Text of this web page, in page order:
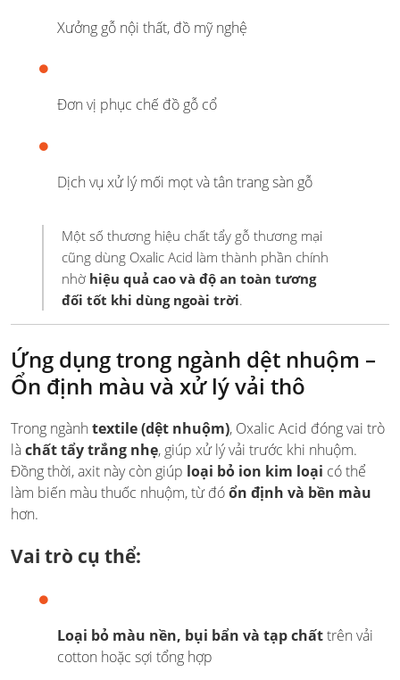
Xưởng gỗ nội thất, đồ mỹ nghệ
Đơn vị phục chế đồ gỗ cổ
Dịch vụ xử lý mối mọt và tân trang sàn gỗ
Một số thương hiệu chất tẩy gỗ thương mại
cũng dùng Oxalic Acid làm thành phần chính
nhờ hiệu quả cao và độ an toàn tương
đối tốt khi dùng ngoài trời.
Ứng dụng trong ngành dệt nhuộm –
Ổn định màu và xử lý vải thô
Trong ngành textile (dệt nhuộm), Oxalic Acid đóng vai trò
làchất tẩy trắng nhẹ, giúp xử lý vải trước khi nhuộm.
Đồng thời, axit này còn giúp loại bỏ ion kim loại có thể
làm biến màu thuốc nhuộm, từ đóổn định và bền màu
hơn.
Vai trò cụ thể:
Loại bỏ màu nền, bụi bẩn và tạp chấttrên vải
cotton hoặc sợi tổng hợp